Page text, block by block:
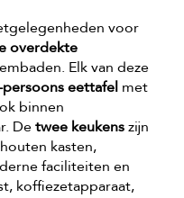
voor
overdekte
Elk van deze
persoons eettafel met
binnen
Detwee keukenszijn
kasten,
faciliteiten en
koffiezetapparaat,